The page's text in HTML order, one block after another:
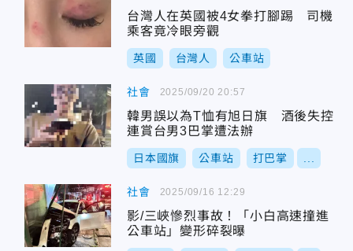
台灣人在英國被4女拳打腳踢 司機
乘客竟冷眼旁觀
英國 台灣人 公車站
社會
韓男誤以為T恤有旭日旗 酒後失控
連賞台男3巴掌遭法辦
日本國旗 公車站 打巴掌
2025/09/20 20:57
社會
影/三峽慘烈事故！「小白高速撞進
公車站」變形碎裂曝
2025/09/16 12:29